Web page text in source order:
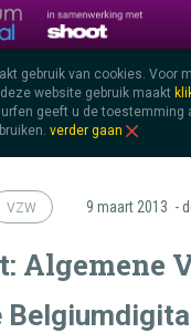
gebruik van cookies. Voor
website gebruik maakt
geeft u de toestemming
verder gaan
VZW 9 maart 2013 -
Algemene